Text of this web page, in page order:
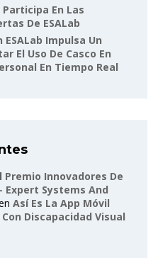
En Las
De ESALab
Impulsa Un
El Uso De Casco En
En Tiempo Real
Premio Innovadores De
Expert Systems And
Así Es La App Móvil
Discapacidad Visual